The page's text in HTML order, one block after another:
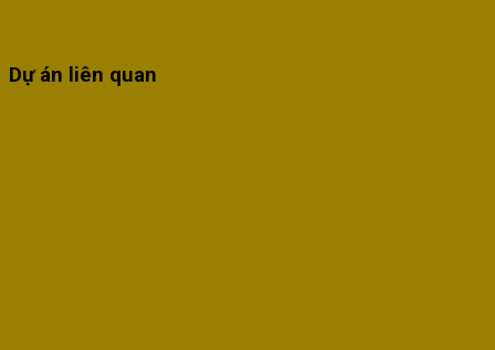
Dự án liên quan